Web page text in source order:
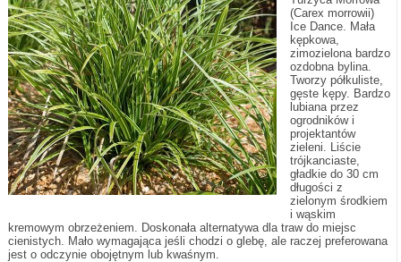
(Carex morrowii)
Ice Dance. Mała
kępkowa,
zimozielona bardzo
ozdobna bylina.
Tworzy półkuliste,
gęste kępy. Bardzo
lubiana przez
ogrodników i
projektantów
zieleni. Liście
trójkanciaste,
gładkie do 30 cm
długości z
zielonym środkiem
i wąskim
kremowym obrzeżeniem. Doskonała alternatywa dla traw do miejsc
cienistych. Mało wymagająca jeśli chodzi o glebę, ale raczej preferowana
jest o odczynie obojętnym lub kwaśnym.